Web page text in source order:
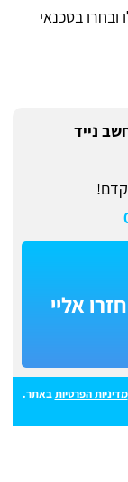
בטכנאי
נייד
חזרו אליי
מדיניות הפרטיותבאתר.